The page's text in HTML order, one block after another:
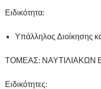
Ειδικότητα:
Υπάλληλος Διοίκησης
ΤΟΜΕΑΣ: ΝΑΥΤΙΛΙΑΚΩΝ
Ειδικότητες: